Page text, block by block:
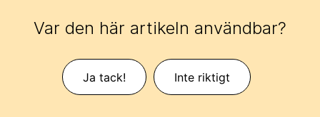
Var den här artikeln användbar?
Ja tack! Inte riktigt